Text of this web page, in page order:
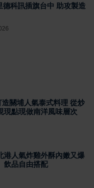
德科訊插旗台中 助攻製造
關埔人氣泰式料理 從炒
現點現做南洋風味層次
港人氣炸雞外酥內嫩又爆
飲品自由搭配